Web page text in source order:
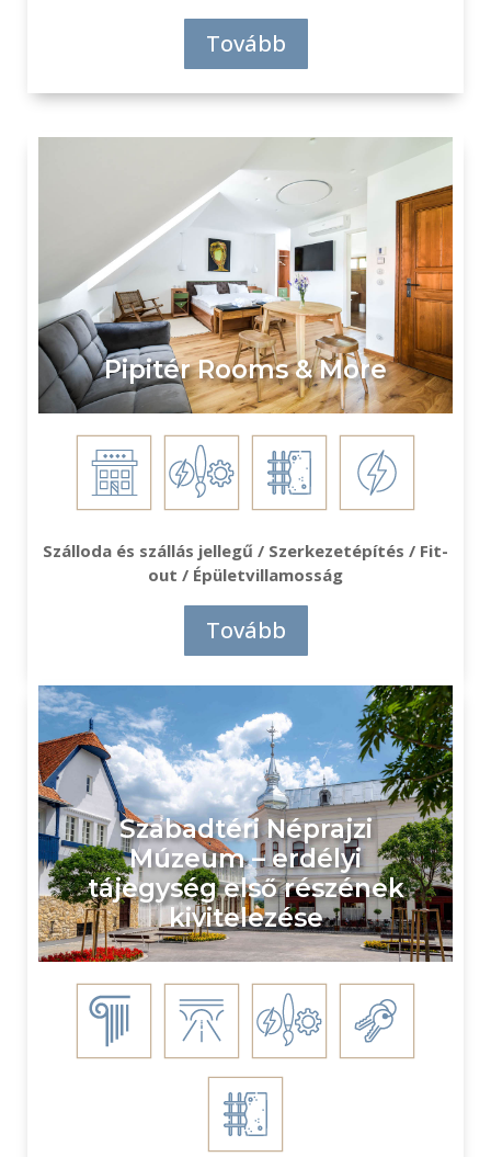
Tovább
Pipitér Rooms & More
Szálloda és szállás jellegű / Szerkezetépítés / Fit-
out / Épületvillamosság
Tovább
Szabadtéri Néprajzi
Múzeum – erdélyi
tájegység első részének
kivitelezése